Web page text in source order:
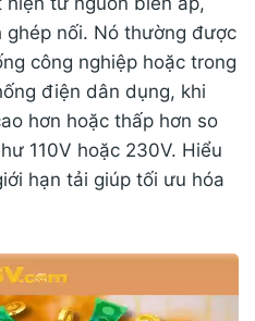
ghép nối. Nó thường được
công nghiệp hoặc trong
điện dân dụng, khi
hơn hoặc thấp hơn so
110V hoặc 230V. Hiểu
hạn tải giúp tối ưu hóa